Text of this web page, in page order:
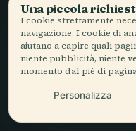
Termini
Impostazioni cookie
Elimina account
© 2026 Audiala · Realizzata
iOS · Android · Web
Una piccola
I cookie strettamente
navigazione. I cookie di
aiutano a capire quali
niente pubblicità, niente
momento dal piè di
Personalizza